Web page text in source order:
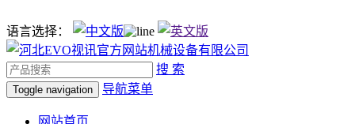
语言选择：
搜 索
Toggle navigation 导航菜单
网站首页